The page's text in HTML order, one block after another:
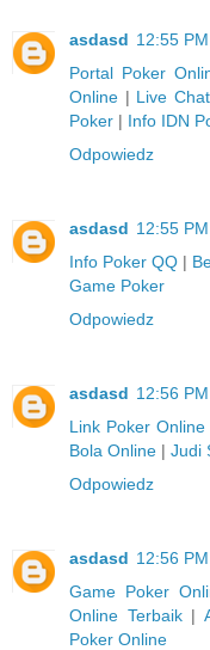
asdasd 12:55 PM
Portal Poker
Online | Live
Poker | Info IDN
Odpowiedz
asdasd 12:55 PM
Info Poker QQ |
Game Poker
Odpowiedz
asdasd 12:56 PM
Link Poker Online
Bola Online | Judi
Odpowiedz
asdasd 12:56 PM
Game Poker
Online Terbaik|
Poker Online